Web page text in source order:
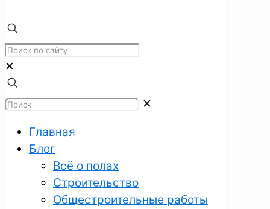
✕
✕
Главная
Блог
Всё о полах
Строительство
Общестроительные работы